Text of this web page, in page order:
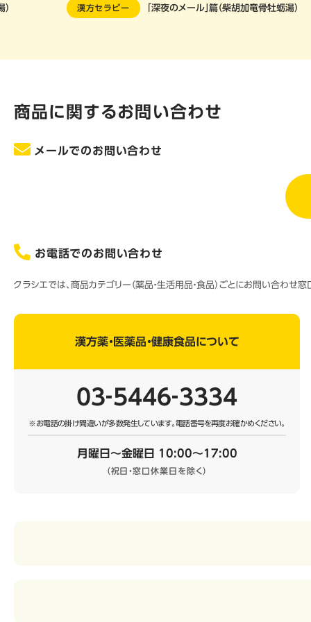
漢方セラピー 「深夜のメール」篇（柴胡加竜骨牡蛎湯）
商品に関するお問い合わせ
メールでのお問い合わせ
お電話でのお問い合わせ
クラシエでは、商品カテゴリー（薬品・生活用品・食品）ごとにお問い合わ
漢方薬・医薬品・健康食品について
03‐5446‐3334
※お電話の掛け間違いが多数発生しています。電話番号を再度お確かめください。
月曜日～金曜日 10:00～17:00
（祝日・窓口休業日を除く）